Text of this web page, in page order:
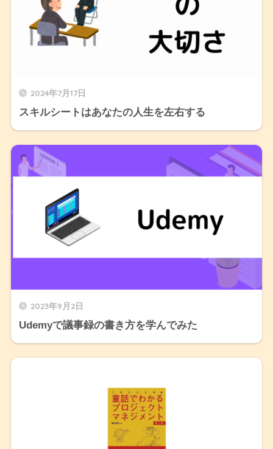
2024年7月17日
スキルシートはあなたの人生を左右する
2023年9月2日
Udemyで議事録の書き方を学んでみた